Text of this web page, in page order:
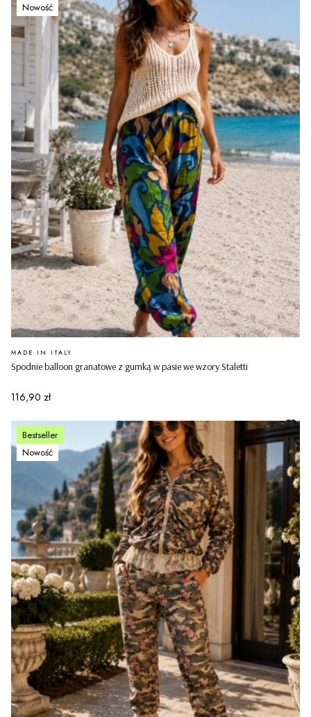
Nowość
Spodnie balloon granatowe z gumką w pasie we wzory Staletti
PRODUCENT
MADE IN ITALY
Cena
116,90 zł
Bestseller
Nowość